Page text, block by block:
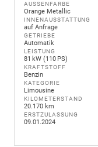
AUSSENFARBE
Orange Metallic
INNENAUSSTATTUNG
auf Anfrage
GETRIEBE
Automatik
LEISTUNG
81 kW (110 PS)
KRAFTSTOFF
Benzin
KATEGORIE
Limousine
KILOMETERSTAND
20.170 km
ERSTZULASSUNG
09.01.2024